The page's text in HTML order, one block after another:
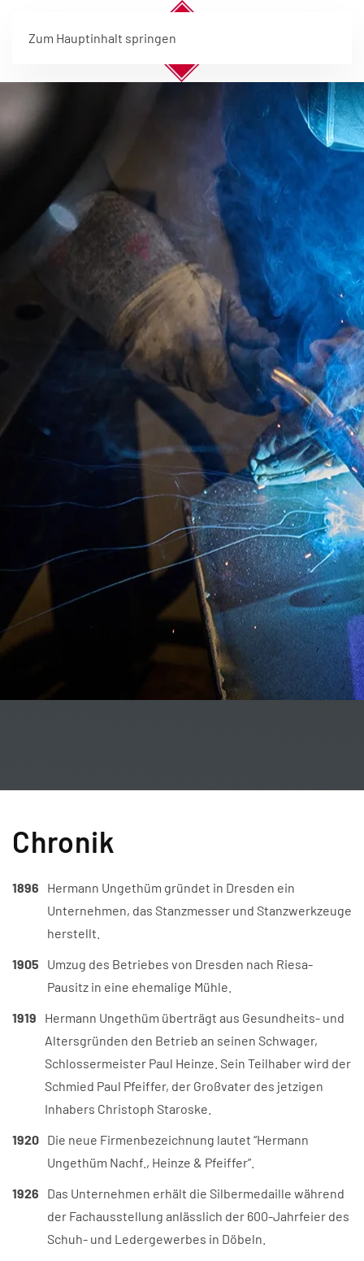
Zum Hauptinhalt springen
Chronik
1896
Hermann Ungethüm gründet in Dresden ein
Unternehmen, das Stanzmesser und Stanzwerkzeuge
herstellt.
1905
Umzug des Betriebes von Dresden nach Riesa-
Pausitz in eine ehemalige Mühle.
1919
Hermann Ungethüm überträgt aus Gesundheits- und
Altersgründen den Betrieb an seinen Schwager,
Schlossermeister Paul Heinze. Sein Teilhaber wird der
Schmied Paul Pfeiffer, der Großvater des jetzigen
Inhabers Christoph Staroske.
1920 Die neue Firmenbezeichnung lautet “Hermann
Ungethüm Nachf., Heinze & Pfeiffer”.
1926
Das Unternehmen erhält die Silbermedaille während
der Fachausstellung anlässlich der 600-Jahrfeier des
Schuh- und Ledergewerbes in Döbeln.